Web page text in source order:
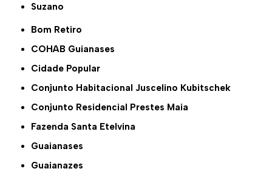
Suzano
Bom Retiro
COHAB Guianases
Cidade Popular
Conjunto Habitacional Juscelino Kubitschek
Conjunto Residencial Prestes Maia
Fazenda Santa Etelvina
Guaianases
Guaianazes